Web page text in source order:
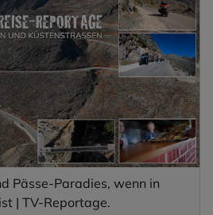
Pässe-Paradies, wenn in
| TV-Reportage.